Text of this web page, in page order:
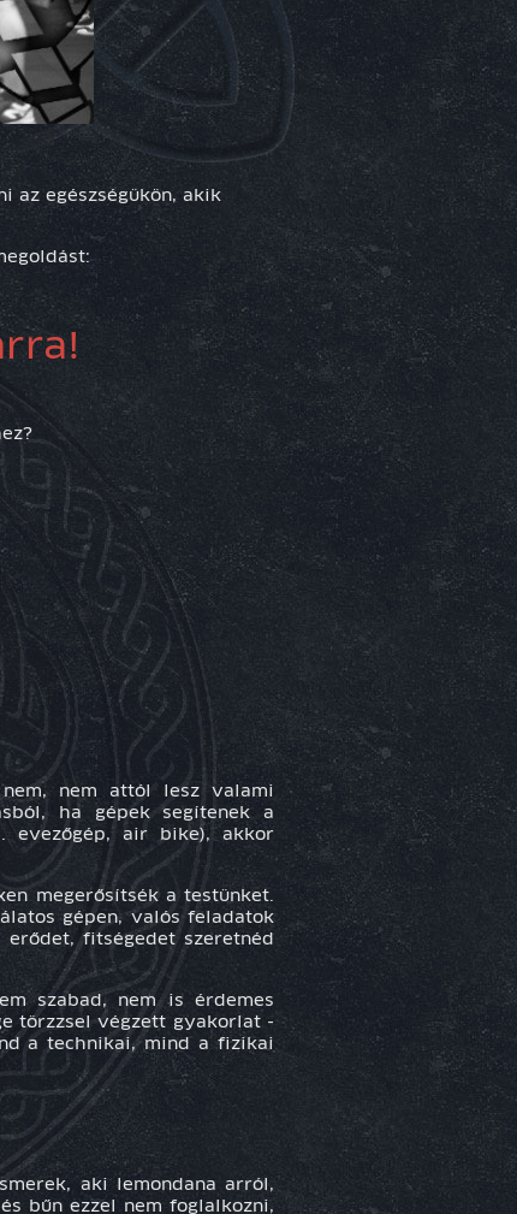
az egészségükön, akik
nem attól lesz valami
ha gépek segítenek a
evezőgép, air bike), akkor
megerősítsék a testünket.
gépen, valós feladatok
fitségedet szeretnéd
szabad, nem is érdemes
törzzsel végzett gyakorlat -
a technikai, mind a fizikai
aki lemondana arról,
bűn ezzel nem foglalkozni,